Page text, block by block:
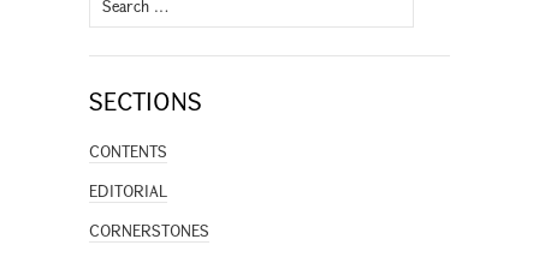
for:
SECTIONS
CONTENTS
EDITORIAL
CORNERSTONES